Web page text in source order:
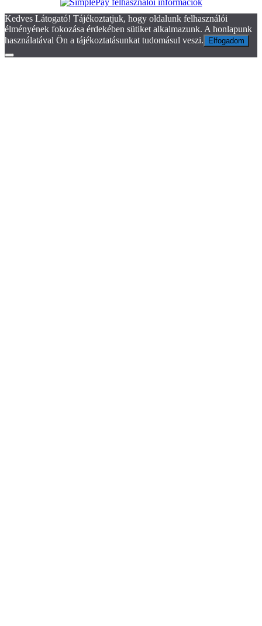
Kedves Látogató! Tájékoztatjuk, hogy oldalunk felhasználói
élményének fokozása érdekében sütiket alkalmazunk. A honlapunk
használatával Ön a tájékoztatásunkat tudomásul veszi.
Elfogadom